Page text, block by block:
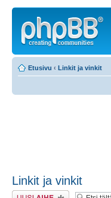
Etusivu ‹ Linkit ja vinkit
Linkit ja vinkit
Lähetä uusi viesti